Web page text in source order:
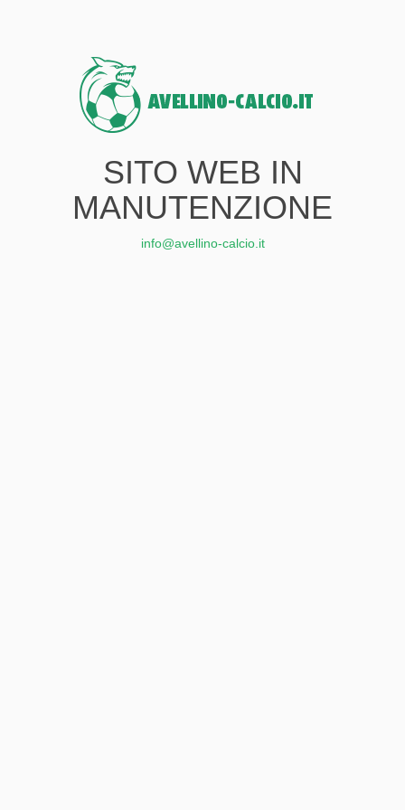
SITO WEB IN
MANUTENZIONE
info@avellino-calcio.it